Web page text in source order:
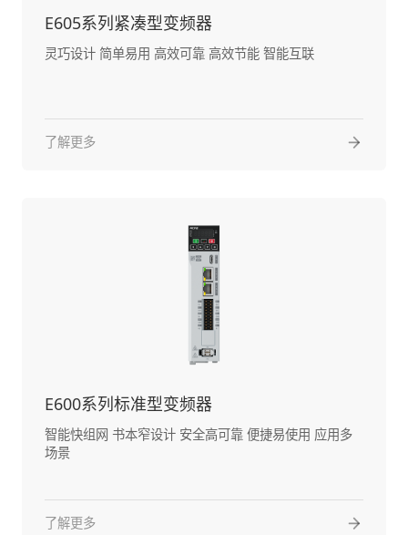
E605系列紧凑型变频器
灵巧设计 简单易用 高效可靠 高效节能 智能互联
了解更多
E600系列标准型变频器
智能快组网 书本窄设计 安全高可靠 便捷易使用 应用多
场景
了解更多